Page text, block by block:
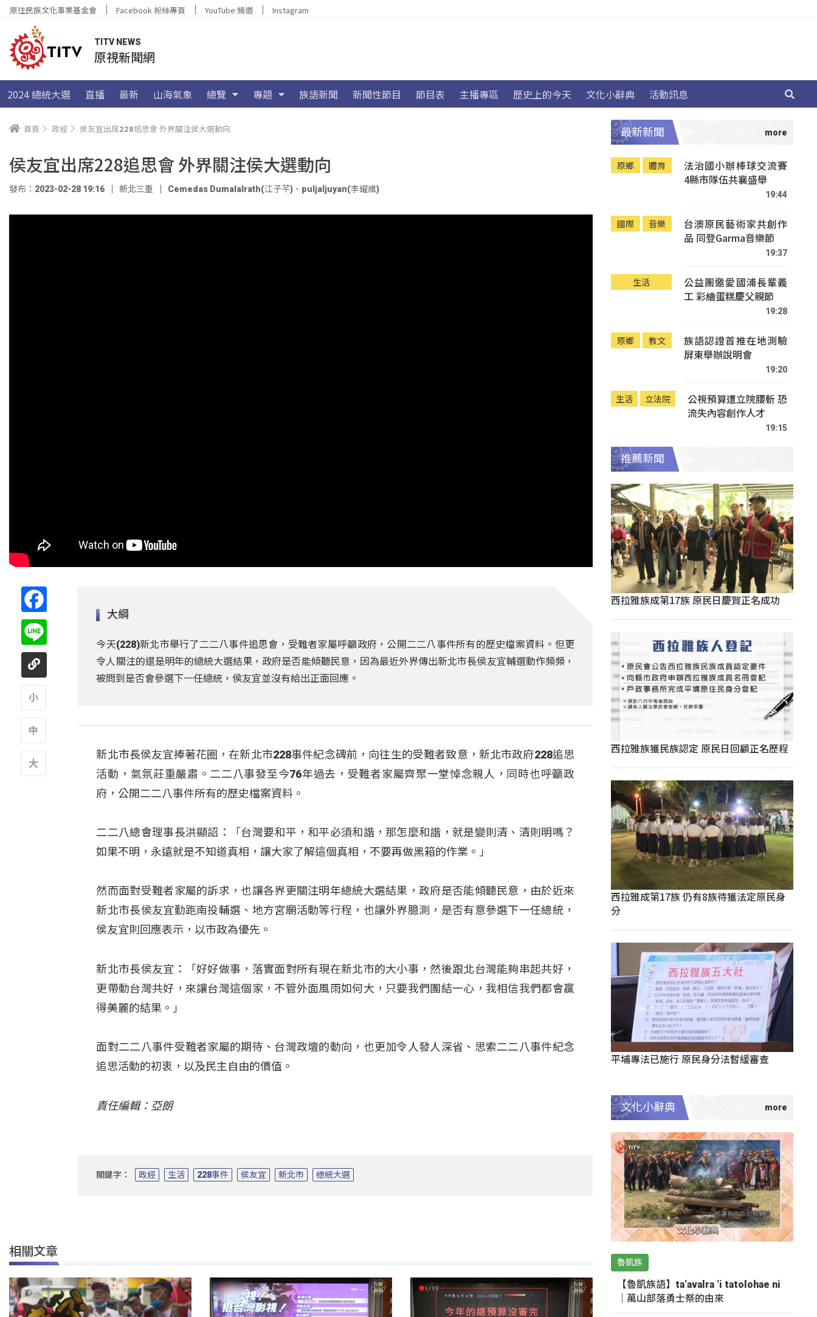
原住民族文化事業基金會 Facebook 粉絲專頁 YouTube 頻道 Instagram
TITV NEWS
原視新聞網
2024 總統大選 直播 最新 山海氣象 總覽 專題 族語新聞 新聞性節目 節目表 主播專區 歷史上的今天 文化小辭典 活動訊息
首頁 政經 侯友宜出席228追思會 外界關注侯大選動向
侯友宜出席228追思會 外界關注侯大選動向
發布：2023-02-28 19:16 新北三重 Cemedas Dumalalrath(江子芊) 、 puljaljuyan(李耀維)
大綱
今天(228)新北市舉行了二二八事件追思會，受難者家屬呼籲政府，公開二二八事件所有的歷史檔案資料。但更
令人關注的還是明年的總統大選結果，政府是否能傾聽民意，因為最近外界傳出新北市長侯友宜輔選動作頻頻，
被問到是否會參選下一任總統，侯友宜並沒有給出正面回應。
新北市長侯友宜捧著花圈，在新北市228事件紀念碑前，向往生的受難者致意，新北市政府228追思
活動，氣氛莊重嚴肅。二二八事發至今76年過去，受難者家屬齊聚一堂悼念親人，同時也呼籲政
府，公開二二八事件所有的歷史檔案資料。
二二八總會理事長洪顯詔：「台灣要和平，和平必須和諧，那怎麼和諧，就是變則清、清則明嗎？
如果不明，永遠就是不知道真相，讓大家了解這個真相，不要再做黑箱的作業。」
然而面對受難者家屬的訴求，也讓各界更關注明年總統大選結果，政府是否能傾聽民意，由於近來
新北市長侯友宜勤跑南投輔選、地方宮廟活動等行程，也讓外界臆測，是否有意參選下一任總統，
侯友宜則回應表示，以市政為優先。
新北市長侯友宜：「好好做事，落實面對所有現在新北市的大小事，然後跟北台灣能夠串起共好，
更帶動台灣共好，來讓台灣這個家，不管外面風雨如何大，只要我們團結一心，我相信我們都會贏
得美麗的結果。」
面對二二八事件受難者家屬的期待、台灣政壇的動向，也更加令人發人深省、思索二二八事件紀念
追思活動的初衷，以及民主自由的價值。
責任編輯：亞朗
關鍵字： 政經 生活 228事件 侯友宜 新北市 總統大選
相關文章
最新新聞
原鄉 體育
法治國小辦棒球交流賽
4縣市隊伍共襄盛舉
19:44
國際 音樂
台澳原民藝術家共創作
品 同登Garma音樂節
19:37
生活
公益團邀愛國浦長輩義
工 彩繪蛋糕慶父親節
19:28
原鄉 教文
族語認證首推在地測驗
屏東舉辦說明會
19:20
生活 立法院
公視預算遭立院腰斬 恐
流失內容創作人才
19:15
推薦新聞
西拉雅族成第17族 原民日慶賀正名成功
西拉雅族獲民族認定 原民日回顧正名歷程
西拉雅成第17族 仍有8族待獲法定原民身
分
平埔專法已施行 原民身分法暫緩審查
文化小辭典
魯凱族
【魯凱族語】ta‘avalra ‘i tatolohae ni
｜萬山部落勇士祭的由來